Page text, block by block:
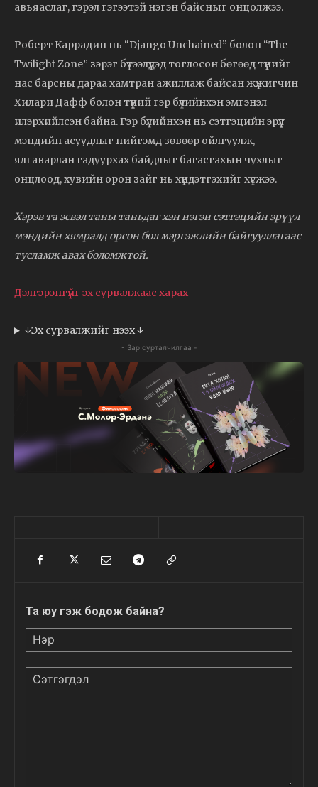
авьяаслаг, гэрэл гэгээтэй нэгэн байсныг онцолжээ.
Роберт Каррадин нь “Django Unchained” болон “The
Twilight Zone” зэрэг бүтээлүүдэд тоглосон бөгөөд түүнийг
нас барсны дараа хамтран ажиллаж байсан жүжигчин
Хилари Дафф болон түүний гэр бүлийнхэн эмгэнэл
илэрхийлсэн байна. Гэр бүлийнхэн нь сэтгэцийн эрүүл
мэндийн асуудлыг нийгэмд зөвөөр ойлгуулж,
ялгаварлан гадуурхах байдлыг багасгахын чухлыг
онцлоод, хувийн орон зайг нь хүндэтгэхийг хүсжээ.
Хэрэв та эсвэл таны таньдаг хэн нэгэн сэтгэцийн эрүүл
мэндийн хямралд орсон бол мэргэжлийн байгууллагаас
тусламж авах боломжтой.
Дэлгэрэнгүйг эх сурвалжаас харах
↓Эх сурвалжийг нээх ↓
- Зар сурталчилгаа -
Та юу гэж бодож байна?